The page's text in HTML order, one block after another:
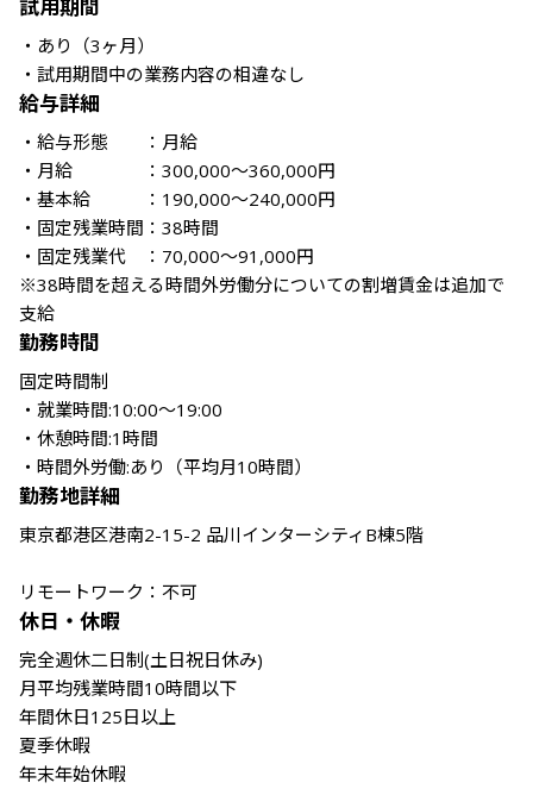
試用期間
・あり（3ヶ月）
・試用期間中の業務内容の相違なし
給与詳細
・給与形態　　：月給
・月給　　　　：300,000～360,000円
・基本給　　　：190,000～240,000円
・固定残業時間：38時間
・固定残業代　：70,000～91,000円
※38時間を超える時間外労働分についての割増賃金は追加で
支給
勤務時間
固定時間制
・就業時間:10:00～19:00
・休憩時間:1時間
・時間外労働:あり（平均月10時間）
勤務地詳細
東京都港区港南2-15-2 品川インターシティB棟5階
リモートワーク：不可
休日・休暇
完全週休二日制(土日祝日休み)
月平均残業時間10時間以下
年間休日125日以上
夏季休暇
年末年始休暇